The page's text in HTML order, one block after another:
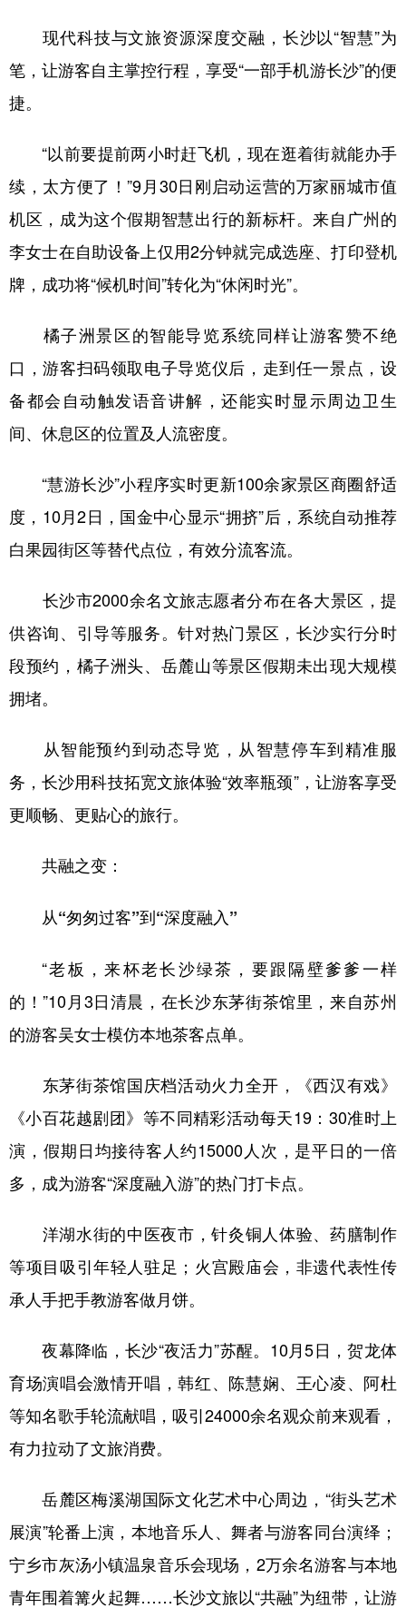
现代科技与文旅资源深度交融，长沙以“智慧”为
笔，让游客自主掌控行程，享受“一部手机游长沙”的便
捷。
“以前要提前两小时赶飞机，现在逛着街就能办手
续，太方便了！”9月30日刚启动运营的万家丽城市值
机区，成为这个假期智慧出行的新标杆。来自广州的
李女士在自助设备上仅用2分钟就完成选座、打印登机
牌，成功将“候机时间”转化为“休闲时光”。
橘子洲景区的智能导览系统同样让游客赞不绝
口，游客扫码领取电子导览仪后，走到任一景点，设
备都会自动触发语音讲解，还能实时显示周边卫生
间、休息区的位置及人流密度。
“慧游长沙”小程序实时更新100余家景区商圈舒适
度，10月2日，国金中心显示“拥挤”后，系统自动推荐
白果园街区等替代点位，有效分流客流。
长沙市2000余名文旅志愿者分布在各大景区，提
供咨询、引导等服务。针对热门景区，长沙实行分时
段预约，橘子洲头、岳麓山等景区假期未出现大规模
拥堵。
从智能预约到动态导览，从智慧停车到精准服
务，长沙用科技拓宽文旅体验“效率瓶颈”，让游客享受
更顺畅、更贴心的旅行。
共融之变：
从“匆匆过客”到“深度融入”
“老板，来杯老长沙绿茶，要跟隔壁爹爹一样
的！”10月3日清晨，在长沙东茅街茶馆里，来自苏州
的游客吴女士模仿本地茶客点单。
东茅街茶馆国庆档活动火力全开，《西汉有戏》
《小百花越剧团》等不同精彩活动每天19：30准时上
演，假期日均接待客人约15000人次，是平日的一倍
多，成为游客“深度融入游”的热门打卡点。
洋湖水街的中医夜市，针灸铜人体验、药膳制作
等项目吸引年轻人驻足；火宫殿庙会，非遗代表性传
承人手把手教游客做月饼。
夜幕降临，长沙“夜活力”苏醒。10月5日，贺龙体
育场演唱会激情开唱，韩红、陈慧娴、王心凌、阿杜
等知名歌手轮流献唱，吸引24000余名观众前来观看，
有力拉动了文旅消费。
岳麓区梅溪湖国际文化艺术中心周边，“街头艺术
展演”轮番上演，本地音乐人、舞者与游客同台演绎；
宁乡市灰汤小镇温泉音乐会现场，2万余名游客与本地
青年围着篝火起舞……长沙文旅以“共融”为纽带，让游